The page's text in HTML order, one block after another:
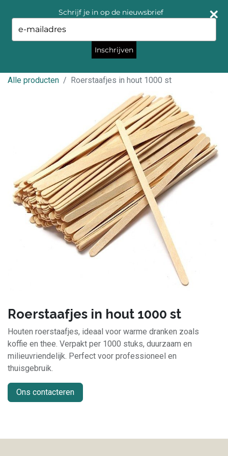
Alle producten Roerstaafjes in hout 1000 st
Roerstaafjes in hout 1000 st
Houten roerstaafjes, ideaal voor warme dranken zoals
koffie en thee. Verpakt per 1000 stuks, duurzaam en
milieuvriendelijk. Perfect voor professioneel en
thuisgebruik.
Ons contacteren
Schrijf je in op de nieuwsbrief
your
email
Inschrijven